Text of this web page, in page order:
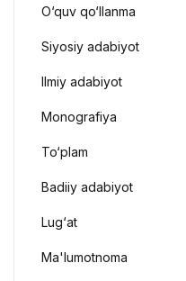
O‘quv qo‘llanma
Siyosiy adabiyot
Ilmiy adabiyot
Monografiya
To‘plam
Badiiy adabiyot
Lug‘at
Ma'lumotnoma